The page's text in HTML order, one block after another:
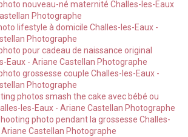
nouveau-né maternité Challes-les-Eaux
Photographe
lifestyle à domicile Challes-les-Eaux -
Photographe
pour cadeau de naissance original
Eaux - Ariane Castellan Photographe
grossesse couple Challes-les-Eaux -
Photographe
photos smash the cake avec bébé ou
les-Eaux - Ariane Castellan Photographe
photo pendant la grossesse Challes-
Ariane Castellan Photographe